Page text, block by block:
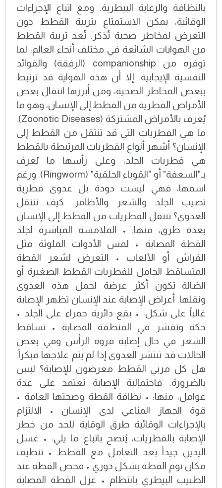
بالنظافة والرعاية البيطرية. ومع اتباع الإجراءات
الوقائية، يمكن الاستمتاع بتربية القطط دون
التعرض لمخاطر صحية تُذكر. تُعد تربية القطط
من الهوايات الشائعة في مختلف أنحاء العالم، لما
توفره من companionship (الرفقة) والفوائد
النفسية الإيجابية. إلا أن هذه الهواية قد ترتبط
ببعض المخاطر الصحية، ومن أبرزها انتقال بعض
الأمراض الفطرية من القطط إلى الإنسان، وهو ما
يُعرف بالأمراض المشتركة (Zoonotic Diseases).
ما هي الفطريات التي قد تنتقل من القطط إلى
الإنسان؟ أشهر أنواع الفطريات المرتبطة بالقطط
هي فطريات الجلد، وعلى رأسها ما يُعرف
بـ"السعفة" أو "القوباء الحلقية" (Ringworm). ورغم
اسمها، فهي ليست دودة بل عدوى فطرية
تصيب الجلد والشعر والأظافر. كيف تنتقل
العدوى؟ تنتقل الفطريات من القطط إلى الإنسان
بعدة طرق، منها: • الملامسة المباشرة لجلد
القطة المصابة • لمس الأدوات الملوثة مثل
الفراش أو الألعاب • التعرض لشعر القطة
المتساقط الحامل للفطريات القطط الصغيرة أو
الضالة تكون أكثر عرضة لحمل هذه العدوى
ونقلها. أعراض الإصابة عند الإنسان تظهر الإصابة
غالباً على شكل: • بقع دائرية حمراء على الجلد •
حكة وتقشر في المنطقة المصابة • تساقط
الشعر في حال إصابة فروة الرأس وفي بعض
الحالات قد تنتشر العدوى إذا لم يتم علاجها مبكراً.
هل كل مربي القطط معرضون للإصابة؟ ليس
بالضرورة. فاحتمالية الإصابة تعتمد على عدة
عوامل، منها: • نظافة القطة وصحتها العامة •
قوة الجهاز المناعي لدى الإنسان • الالتزام
بالإجراءات الوقائية طرق الوقاية للحد من خطر
الإصابة بالفطريات، يُنصح باتباع ما يلي: • غسل
اليدين جيداً بعد التعامل مع القطط • تنظيف
مكان نوم القطة بشكل دوري • فحص القطة عند
الطبيب البيطري بانتظام • عزل القطة المصابة